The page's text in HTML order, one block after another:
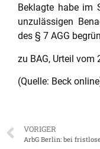
Beklagte habe im
unzulässigen
des § 7 AGG
zu BAG, Urteil
(Quelle: Beck
VORIGER